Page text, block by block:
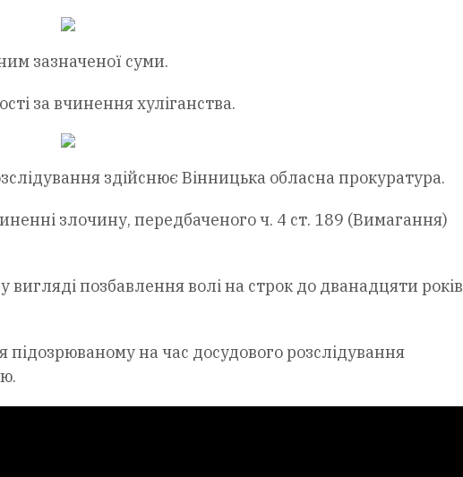
зазначеної суми.
за вчинення хуліганства.
здійснює Вінницька обласна прокуратура.
злочину, передбаченого ч. 4 ст. 189 (Вимагання)
позбавлення волі на строк до дванадцяти років
підозрюваному на час досудового розслідування